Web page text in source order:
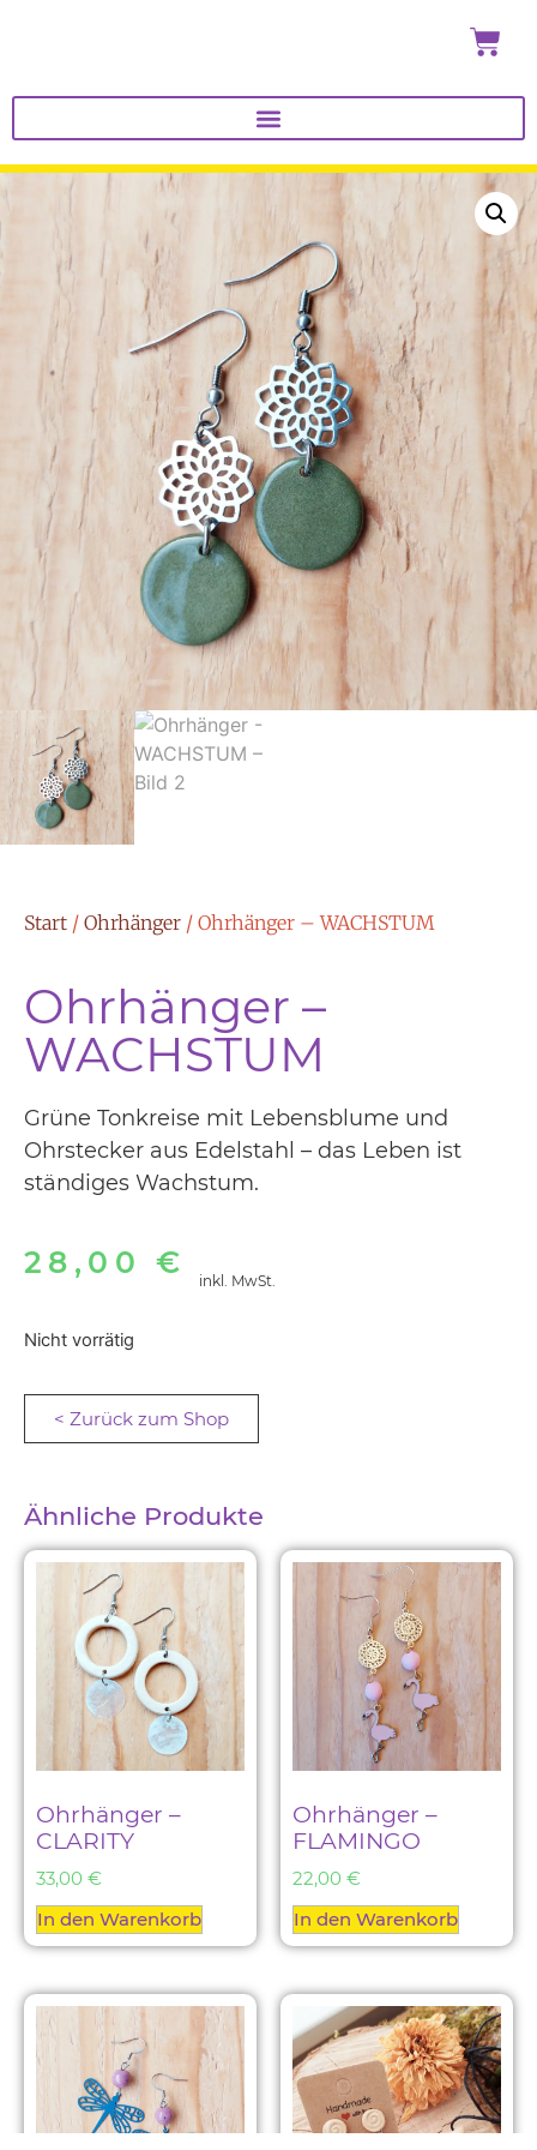
Start / Ohrhänger / Ohrhänger – WACHSTUM
Ohrhänger –
WACHSTUM
Grüne Tonkreise mit Lebensblume und
Ohrstecker aus Edelstahl – das Leben ist
ständiges Wachstum.
28,00€ inkl. MwSt.
Nicht vorrätig
< Zurück zum Shop
Ähnliche Produkte
Ohrhänger –
CLARITY
33,00 €
In den Warenkorb
Ohrhänger –
FLAMINGO
22,00 €
In den Warenkorb